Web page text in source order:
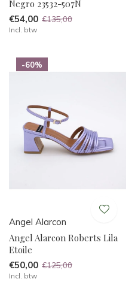
Negro 23532-507N
€54,00 €135,00
Incl. btw
-60%
Angel Alarcon
Angel Alarcon Roberts Lila
Etoile
€50,00 €125,00
Incl. btw